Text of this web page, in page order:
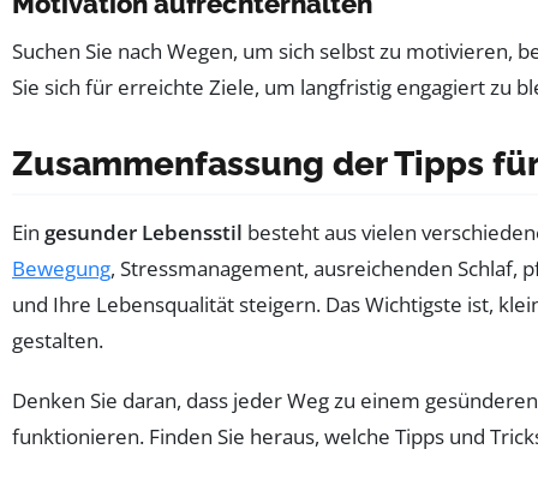
Suchen Sie nach Wegen, um sich selbst zu motivieren,
Sie sich für erreichte Ziele, um langfristig engagiert zu
Zusammenfassung der Tipps
Ein gesunder Lebensstil besteht aus vielen
Bewegung, Stressmanagement, ausreichenden Schlaf,
und Ihre Lebensqualität steigern. Das Wichtigste ist,
gestalten.
Denken Sie daran, dass jeder Weg zu einem
funktionieren. Finden Sie heraus, welche Tipps und